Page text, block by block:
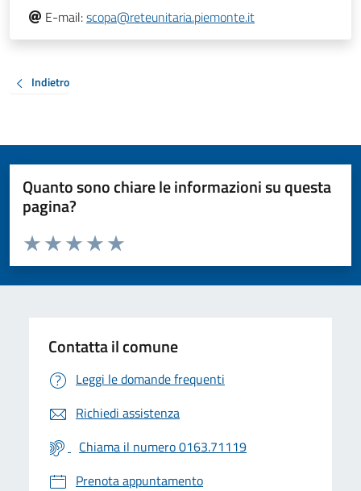
E-mail:scopa@reteunitaria.piemonte.it
Indietro
Quanto sono chiare le informazioni su questa
pagina?
Valuta da 1 a 5 stelle la pagina
Valuta 5 stelle su 5
Valuta 4 stelle su 5
Valuta 3 stelle su 5
Valuta 2 stelle su 5
Valuta 1 stelle su 5
Contatta il comune
Leggi le domande frequenti
Richiedi assistenza
Chiama il numero 0163.71119
Prenota appuntamento